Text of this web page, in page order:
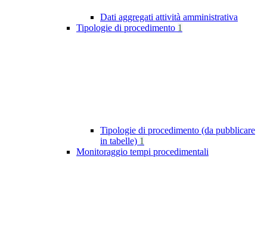
Dati aggregati attività amministrativa
Tipologie di procedimento 1
Tipologie di procedimento (da pubblicare
in tabelle) 1
Monitoraggio tempi procedimentali